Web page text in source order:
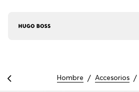
Hombre Accesorios
Asistente Virtual
en línea